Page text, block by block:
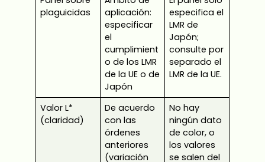
plaguicidas
aplicación:
especificar
el
cumplimient
o de los LMR
de la UE o de
Japón
especifica el
LMR de
Japón;
consulte por
separado el
LMR de la UE.
Valor L*
(claridad)
De acuerdo
con las
órdenes
anteriores
(variación
No hay
ningún dato
de color, o
los valores
se salen del